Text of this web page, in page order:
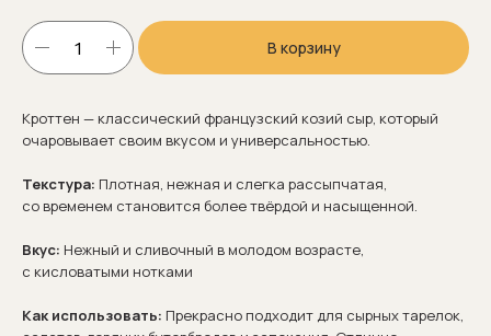
В корзину
Кроттен — классический французский козий сыр, который
очаровывает своим вкусом и универсальностью.
Текстура: Плотная, нежная и слегка рассыпчатая,
со временем становится более твёрдой и насыщенной.
Вкус: Нежный и сливочный в молодом возрасте,
с кисловатыми нотками
Как использовать: Прекрасно подходит для сырных тарелок,